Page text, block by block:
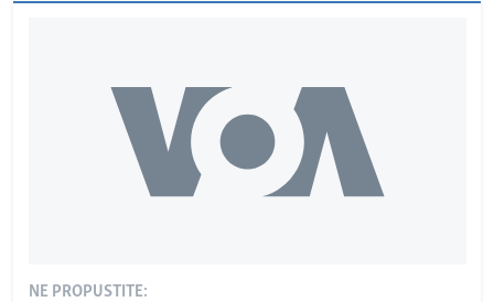
NE PROPUSTITE: